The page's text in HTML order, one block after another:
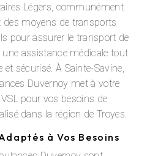
Légers, communément
des moyens de transports
pour assurer le transport de
assistance médicale tout
sécurisé. À Sainte-Savine,
Duvernoy met à votre
pour vos besoins de
dans la région de Troyes.
à Vos Besoins